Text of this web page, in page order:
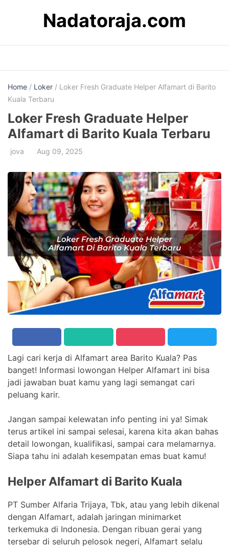
Nadatoraja.com
Home / Loker / Loker Fresh Graduate Helper Alfamart di Barito
Kuala Terbaru
Loker Fresh Graduate Helper
Alfamart di Barito Kuala Terbaru
jova Aug 09, 2025
Lagi cari kerja di Alfamart area Barito Kuala? Pas
banget! Informasi lowongan Helper Alfamart ini bisa
jadi jawaban buat kamu yang lagi semangat cari
peluang karir.
Jangan sampai kelewatan info penting ini ya! Simak
terus artikel ini sampai selesai, karena kita akan bahas
detail lowongan, kualifikasi, sampai cara melamarnya.
Siapa tahu ini adalah kesempatan emas buat kamu!
Helper Alfamart di Barito Kuala
PT Sumber Alfaria Trijaya, Tbk, atau yang lebih dikenal
dengan Alfamart, adalah jaringan minimarket
terkemuka di Indonesia. Dengan ribuan gerai yang
tersebar di seluruh pelosok negeri, Alfamart selalu